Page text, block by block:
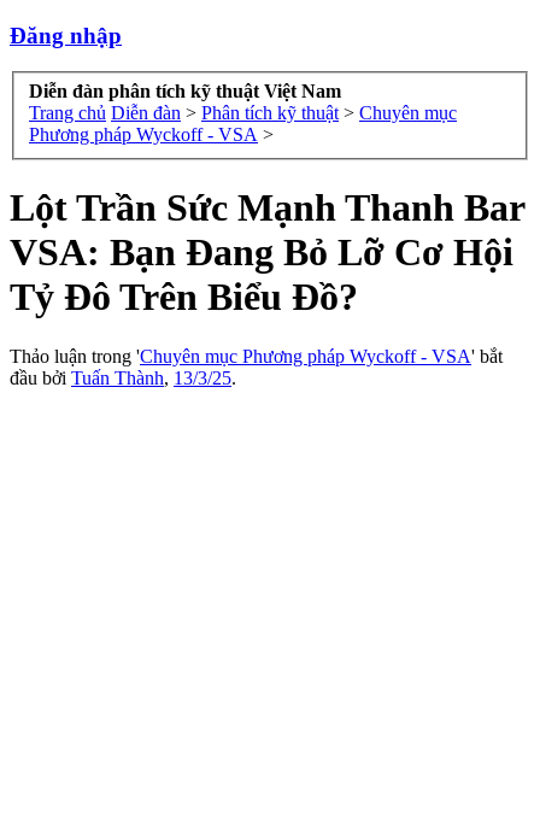
Đăng nhập
Diễn đàn phân tích kỹ thuật Việt Nam
Trang chủ Diễn đàn > Phân tích kỹ thuật > Chuyên mục
Phương pháp Wyckoff - VSA >
Lột Trần Sức Mạnh Thanh Bar
VSA: Bạn Đang Bỏ Lỡ Cơ Hội
Tỷ Đô Trên Biểu Đồ?
Thảo luận trong 'Chuyên mục Phương pháp Wyckoff - VSA' bắt
đầu bởi Tuấn Thành, 13/3/25.